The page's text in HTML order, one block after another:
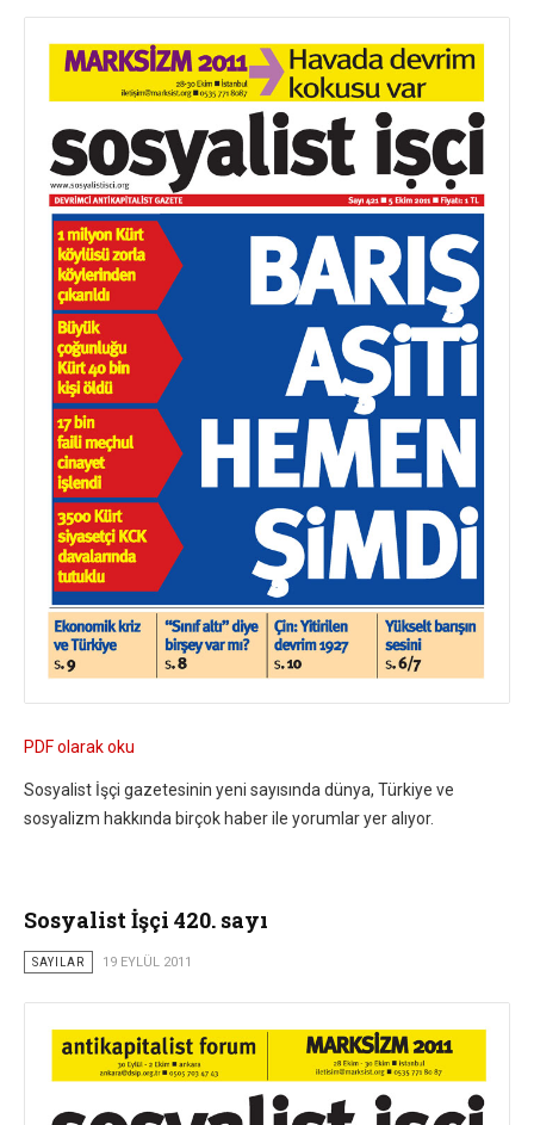
PDF olarak oku
Sosyalist İşçi gazetesinin yeni sayısında dünya, Türkiye ve
sosyalizm hakkında birçok haber ile yorumlar yer alıyor.
Sosyalist İşçi 420. sayı
SAYILAR 19 EYLÜL 2011